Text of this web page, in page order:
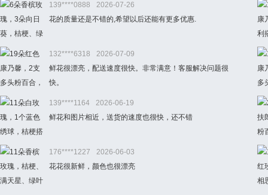
139****0888
2026-07-26
花的质量还是不错的,希望以后还能有更多优惠.
132****6318
2026-07-09
鲜花很漂亮，配送速度很快。非常满意！客服解决问题很
快。
139****1164
2026-06-19
鲜花和图片相近，送货的速度也很快，还不错
176****1227
2026-06-03
花花很新鲜，颜色也很漂亮